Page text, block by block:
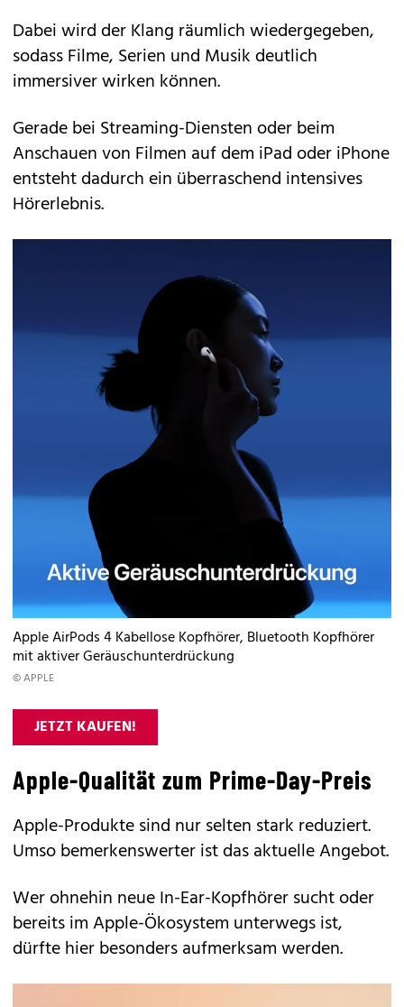
Dabei wird der Klang räumlich wiedergegeben,
sodass Filme, Serien und Musik deutlich
immersiver wirken können.
Gerade bei Streaming-Diensten oder beim
Anschauen von Filmen auf dem iPad oder iPhone
entsteht dadurch ein überraschend intensives
Hörerlebnis.
Apple AirPods 4 Kabellose Kopfhörer, Bluetooth Kopfhörer
mit aktiver Geräuschunterdrückung
© APPLE
JETZT KAUFEN!
Apple-Qualität zum Prime-Day-Preis
Apple-Produkte sind nur selten stark reduziert.
Umso bemerkenswerter ist das aktuelle Angebot.
Wer ohnehin neue In-Ear-Kopfhörer sucht oder
bereits im Apple-Ökosystem unterwegs ist,
dürfte hier besonders aufmerksam werden.